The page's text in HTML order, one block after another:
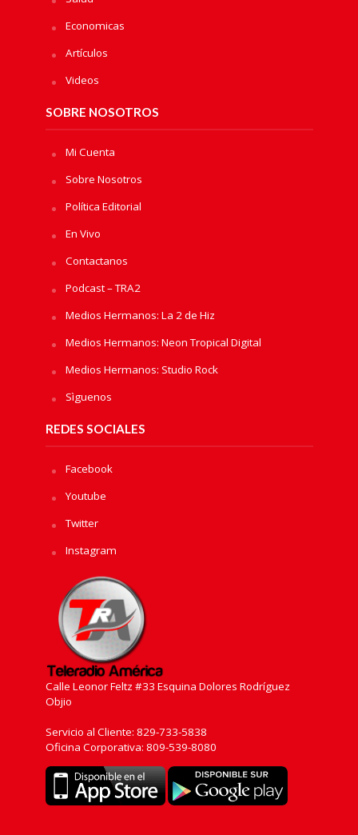
Economicas
Artículos
Videos
SOBRE NOSOTROS
Mi Cuenta
Sobre Nosotros
Política Editorial
En Vivo
Contactanos
Podcast – TRA2
Medios Hermanos: La 2 de Hiz
Medios Hermanos: Neon Tropical Digital
Medios Hermanos: Studio Rock
Sìguenos
REDES SOCIALES
Facebook
Youtube
Twitter
Instagram
Calle Leonor Feltz #33 Esquina Dolores Rodríguez
Objio
Servicio al Cliente: 829-733-5838
Oficina Corporativa: 809-539-8080